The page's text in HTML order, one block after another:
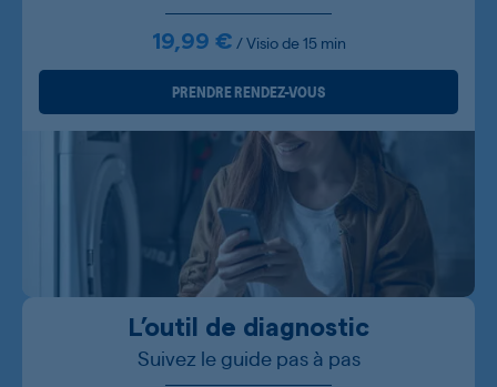
19,99 € / Visio de 15 min
PRENDRE RENDEZ-VOUS
L’outil de diagnostic
Suivez le guide pas à pas